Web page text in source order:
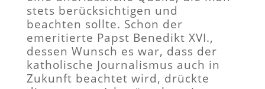
stets berücksichtigen und
beachten sollte. Schon der
emeritierte Papst Benedikt XVI.,
dessen Wunsch es war, dass der
katholische Journalismus auch in
Zukunft beachtet wird, drückte